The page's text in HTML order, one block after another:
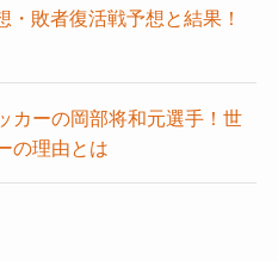
敗者復活戦予想と結果！
カーの岡部将和元選手！世
の理由とは